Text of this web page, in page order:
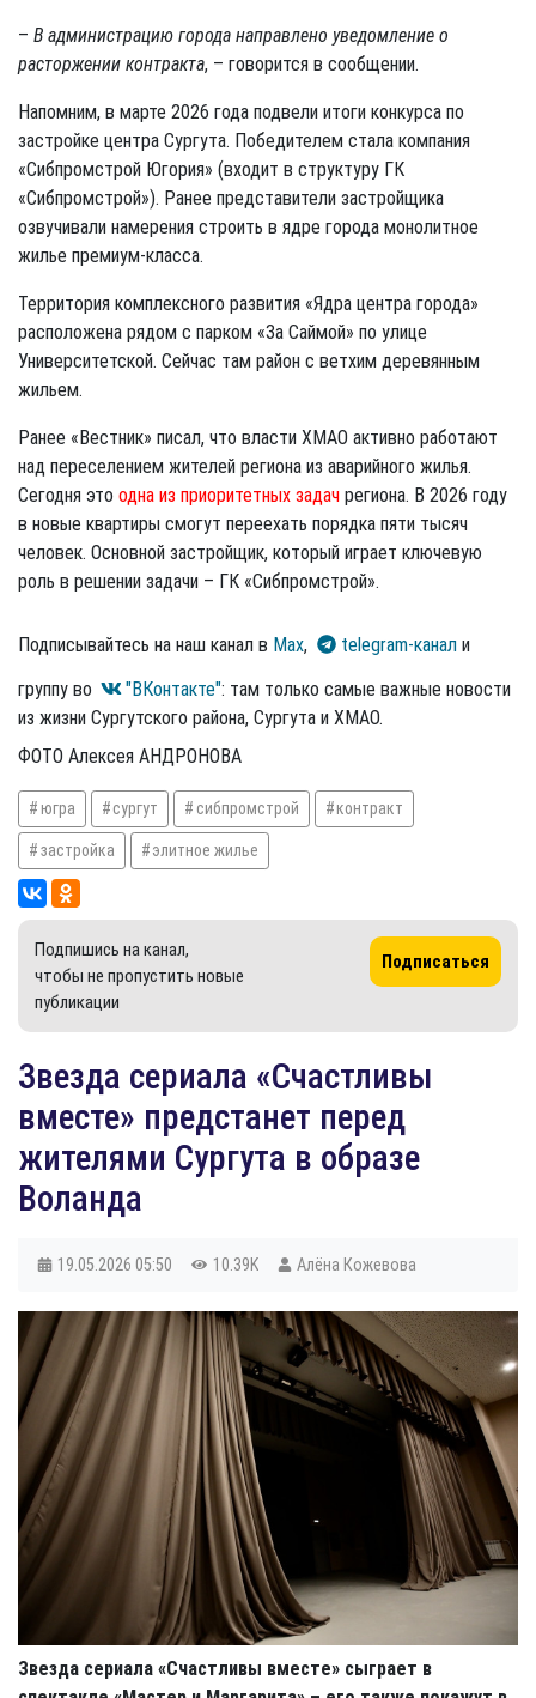
– В администрацию города направлено уведомление о
расторжении контракта, – говорится в сообщении.
Напомним, в марте 2026 года подвели итоги конкурса по
застройке центра Сургута. Победителем стала компания
«Сибпромстрой Югория» (входит в структуру ГК
«Сибпромстрой»). Ранее представители застройщика
озвучивали намерения строить в ядре города монолитное
жилье премиум-класса.
Территория комплексного развития «Ядра центра города»
расположена рядом с парком «За Саймой» по улице
Университетской. Сейчас там район с ветхим деревянным
жильем.
Ранее «Вестник» писал, что власти ХМАО активно работают
над переселением жителей региона из аварийного жилья.
Сегодня это одна из приоритетных задач региона. В 2026 году
в новые квартиры смогут переехать порядка пяти тысяч
человек. Основной застройщик, который играет ключевую
роль в решении задачи – ГК «Сибпромстрой».
Подписывайтесь на наш канал в Max, telegram-канал и
группу во
"ВКонтакте": там только самые важные новости
из жизни Сургутского района, Сургута и ХМАО.
ФОТО Алексея АНДРОНОВА
югра сургут сибпромстрой контракт
застройка элитное жилье
Подпишись на канал,
чтобы не пропустить новые
публикации
Подписаться
Звезда сериала «Счастливы
вместе» предстанет перед
жителями Сургута в образе
Воланда
19.05.2026 05:50 10.39K Алёна Кожевова
Звезда сериала «Счастливы вместе» сыграет в